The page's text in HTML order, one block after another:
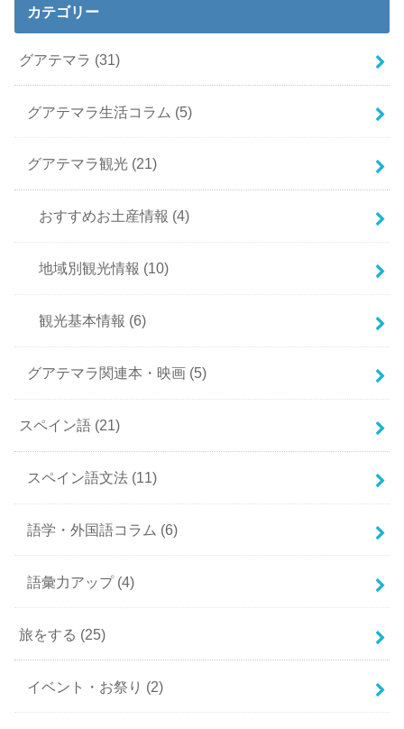
カテゴリー
グアテマラ (31)
グアテマラ生活コラム (5)
グアテマラ観光 (21)
おすすめお土産情報 (4)
地域別観光情報 (10)
観光基本情報 (6)
グアテマラ関連本・映画 (5)
スペイン語 (21)
スペイン語文法 (11)
語学・外国語コラム (6)
語彙力アップ (4)
旅をする (25)
イベント・お祭り (2)